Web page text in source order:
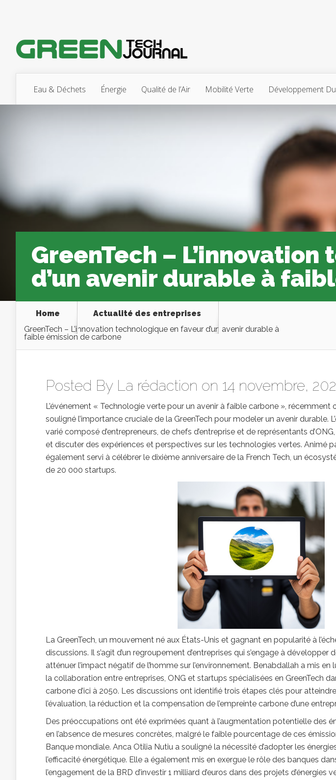
Eau & Déchets Énergie Qualité de l’Air Mobilité Verte Développement
GreenTech –
d’un avenir durable à
Home
Actualité des entreprises
GreenTech – L’innovation technologique en faveur d’un avenir durable à
faible émission de carbone
Posted By La rédaction on 14 novembre,
L’événement « Technologie verte pour un avenir à faible carbone », récemment
souligné l’importance cruciale de la GreenTech pour modeler un avenir durable.
varié composé d’entrepreneurs, de chefs d’entreprise et de représentants
et discuter des expériences et perspectives sur les technologies vertes. Animé
également servi à célébrer le dixième anniversaire de la French Tech, un
de 20 000 startups.
La GreenTech, un mouvement né aux États-Unis et gagnant en popularité à
discussions. Il s’agit d’un regroupement d’entreprises qui s’engage à
atténuer l’impact négatif de l’homme sur l’environnement. Benabdallah a mis
la collaboration entre entreprises, ONG et startups spécialisées en GreenTech
carbone d’ici à 2050. Les discussions ont identifié trois étapes clés pour
l’évaluation, la réduction et la compensation de l’empreinte carbone d’une
Des préoccupations ont été exprimées quant à l’augmentation potentielle des
en l’absence de mesures concrètes, malgré le faible pourcentage de ces
Banque mondiale. Anca Otilia Nutiu a souligné la nécessité d’adopter les
l’efficacité énergétique. Elle a également mis en exergue le rôle des banques
l’engagement de la BRD d’investir 1 milliard d’euros dans des projets d’énergies